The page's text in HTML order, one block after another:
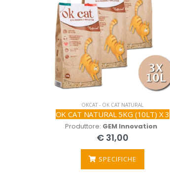
OKCAT - OK CAT NATURAL
OK CAT NATURAL 5KG (10LT) X 3
Produttore: GEM Innovation
€ 31,00
SPECIFICHE